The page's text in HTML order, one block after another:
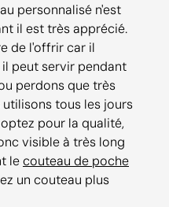
personnalisé n'est
il est très apprécié.
de l'offrir car il
peut servir pendant
perdons que très
tous les jours
pour la qualité,
visible à très long
lecouteau de poche
un couteau plus